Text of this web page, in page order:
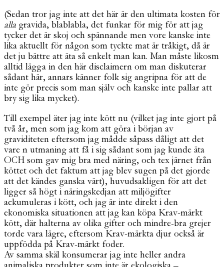
(Sedan tror jag inte att det här är den ultimata kosten för
alla gravida, blablabla, det funkar för mig för att jag
tycker det är skoj och spännande men vore kanske inte
lika aktuellt för någon som tyckte mat är tråkigt, då är
det ju bättre att äta så enkelt man kan. Man måste likosm
alltid lägga in den här disclaimern om man diskuterar
sådant här, annars känner folk sig angripna för att de
inte gör precis som man själv och kanske inte pallar att
bry sig lika mycket).
Till exempel äter jag inte kött nu (vilket jag inte gjort på
två år, men som jag kom att göra i början av
graviditeten eftersom jag mådde såpass dåligt att det
vare n utmaning att få i sig sådant som jag kunde äta
OCH som gav mig bra med näring, och tex järnet från
köttet och det faktum att jag blev sugen på det gjorde
att det kändes ganska värt), huvudsakligen för att det
ligger så högt i näringskedjan att miljögifter
ackumuleras i kött, och jag är inte direkt i den
ekonomiska situationen att jag kan köpa Krav-märkt
kött, där halterna av olika gifter och mindre-bra grejer
torde vara lägre, eftersom Krav-märkta djur också är
uppfödda på Krav-märkt foder.
Av samma skäl konsumerar jag inte heller andra